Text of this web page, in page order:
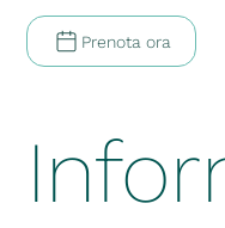
Prenota ora